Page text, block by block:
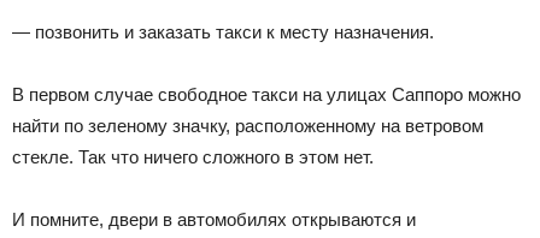
— позвонить и заказать такси к месту назначения.
В первом случае свободное такси на улицах Саппоро можно
найти по зеленому значку, расположенному на ветровом
стекле. Так что ничего сложного в этом нет.
И помните, двери в автомобилях открываются и